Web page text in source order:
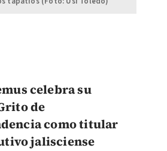
celebra su
de
como titular
jalisciense